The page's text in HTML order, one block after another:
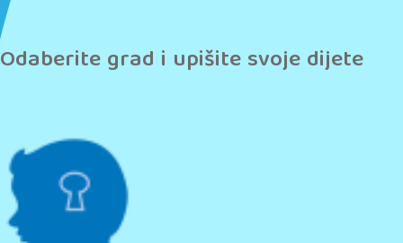
Odaberite grad i upišite svoje dijete